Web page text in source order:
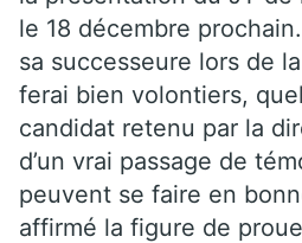
le 18 décembre
sa successeure lors de
ferai bien volontiers,
candidat retenu par la
d’un vrai passage de
peuvent se faire en
affirmé la figure de